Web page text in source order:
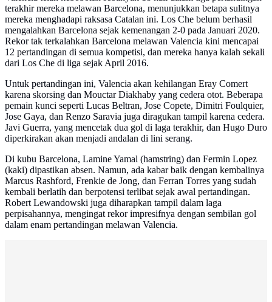
terakhir mereka melawan Barcelona, menunjukkan betapa sulitnya
mereka menghadapi raksasa Catalan ini. Los Che belum berhasil
mengalahkan Barcelona sejak kemenangan 2-0 pada Januari 2020.
Rekor tak terkalahkan Barcelona melawan Valencia kini mencapai
12 pertandingan di semua kompetisi, dan mereka hanya kalah sekali
dari Los Che di liga sejak April 2016.
Untuk pertandingan ini, Valencia akan kehilangan Eray Comert
karena skorsing dan Mouctar Diakhaby yang cedera otot. Beberapa
pemain kunci seperti Lucas Beltran, Jose Copete, Dimitri Foulquier,
Jose Gaya, dan Renzo Saravia juga diragukan tampil karena cedera.
Javi Guerra, yang mencetak dua gol di laga terakhir, dan Hugo Duro
diperkirakan akan menjadi andalan di lini serang.
Di kubu Barcelona, Lamine Yamal (hamstring) dan Fermin Lopez
(kaki) dipastikan absen. Namun, ada kabar baik dengan kembalinya
Marcus Rashford, Frenkie de Jong, dan Ferran Torres yang sudah
kembali berlatih dan berpotensi terlibat sejak awal pertandingan.
Robert Lewandowski juga diharapkan tampil dalam laga
perpisahannya, mengingat rekor impresifnya dengan sembilan gol
dalam enam pertandingan melawan Valencia.